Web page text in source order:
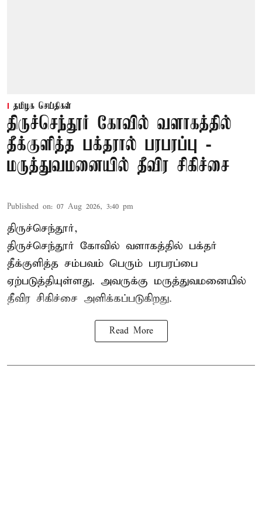
தமிழக செய்திகள்
திருச்செந்தூர் கோவில் வளாகத்தில்
தீக்குளித்த பக்தரால் பரபரப்பு -
மருத்துவமனையில் தீவிர சிகிச்சை
Published on: 07 Aug 2026, 3:40 pm
திருச்செந்தூர்,
திருச்செந்தூர் கோவில் வளாகத்தில் பக்தர்
தீக்குளித்த சம்பவம் பெரும் பரபரப்பை
ஏற்படுத்தியுள்ளது. அவருக்கு மருத்துவமனையில்
தீவிர சிகிச்சை அளிக்கப்படுகிறது.
Read More